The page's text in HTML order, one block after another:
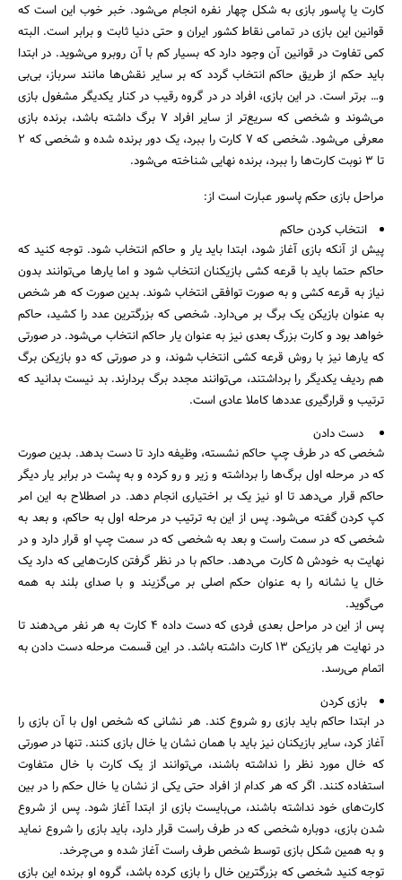
کارت یا پاسور بازی به شکل چهار نفره انجام می‌شود. خبر خوب این است که
قوانین این بازی در تمامی نقاط کشور ایران و حتی دنیا ثابت و برابر است. البته
کمی تفاوت در قوانین آن وجود دارد که بسیار کم با آن روبرو می‌شوید. در ابتدا
باید حکم از طریق حاکم انتخاب گردد که بر سایر نقش‌ها مانند سرباز، بی‌بی
و… برتر است. در این بازی، افراد در در گروه رقیب در کنار یکدیگر مشغول بازی
می‌شوند و شخصی که سریع‌تر از سایر افراد ۷ برگ داشته باشد، برنده بازی
معرفی می‌شود. شخصی که ۷ کارت را ببرد، یک دور برنده شده و شخصی که ۲
تا ۳ نوبت کارت‌ها را ببرد، برنده نهایی شناخته می‌شود.
مراحل بازی حکم پاسور عبارت است از:
انتخاب کردن حاکم
پیش از آنکه بازی آغاز شود، ابتدا باید یار و حاکم انتخاب شود. توجه کنید که
حاکم حتما باید با قرعه کشی بازیکنان انتخاب شود و اما یار‌ها می‌توانند بدون
نیاز به قرعه کشی و به صورت توافقی انتخاب شوند. بدین صورت که هر شخص
به عنوان بازیکن یک برگ بر می‌دارد. شخصی که بزرگترین عدد را کشید، حاکم
خواهد بود و کارت بزرگ بعدی نیز به عنوان یار حاکم انتخاب می‌شود. در صورتی
که یارها نیز با روش قرعه کشی انتخاب شوند، و در صورتی که دو بازیکن برگ
هم ردیف یکدیگر را برداشتند، می‌توانند مجدد برگ بردارند. بد نیست بدانید که
ترتیب و قرارگیری عددها کاملا عادی است.
دست دادن
شخصی که در طرف چپ حاکم نشسته، وظیفه دارد تا دست بدهد. بدین صورت
که در مرحله اول برگ‌ها را برداشته و زیر و رو کرده و به پشت در برابر یار دیگر
حاکم قرار می‌دهد تا او نیز یک بر اختیاری انجام دهد. در اصطلاح به این امر
کپ کردن گفته می‌شود. پس از این به ترتیب در مرحله اول به حاکم، و بعد به
شخصی که در سمت راست و بعد به شخصی که در سمت چپ او قرار دارد و در
نهایت به خودش ۵ کارت می‌دهد. حاکم با در نظر گرفتن کارت‌هایی که دارد یک
خال یا نشانه را به عنوان حکم اصلی بر می‌گزیند و با صدای بلند به همه
می‌گوید.
پس از این در مراحل بعدی فردی که دست داده ۴ کارت به هر نفر می‌دهند تا
در نهایت هر بازیکن ۱۳ کارت داشته باشد. در این قسمت مرحله دست دادن به
اتمام می‌رسد.
بازی کردن
در ابتدا حاکم باید بازی رو شروع کند. هر نشانی که شخص اول با آن بازی را
آغاز کرد، سایر بازیکنان نیز باید با همان نشان یا خال بازی کنند. تنها در صورتی
که خال مورد نظر را نداشته باشند، می‌توانند از یک کارت با خال متفاوت
استفاده کنند. اگر که هر کدام از افراد حتی یکی از نشان یا خال حکم را در بین
کارت‌های خود نداشته باشند، می‌بایست بازی از ابتدا آغاز شود. پس از شروع
شدن بازی، دوباره شخصی که در طرف راست قرار دارد، باید بازی را شروع نماید
و به همین شکل بازی توسط شخص طرف راست آغاز شده و می‌چرخد.
توجه کنید شخصی که بزرگترین خال را بازی کرده باشد، گروه او برنده این بازی